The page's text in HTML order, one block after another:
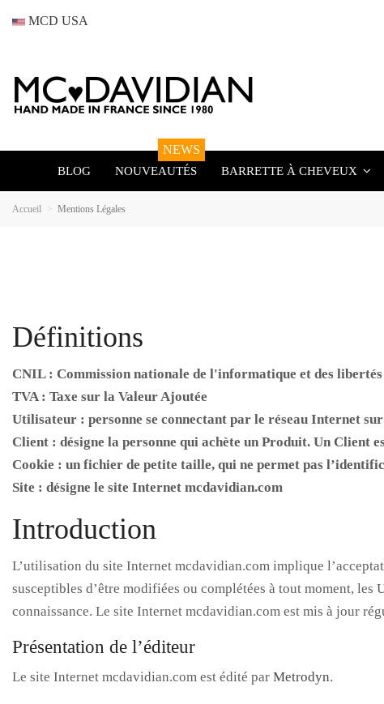
MCD USA
BLOG NOUVEAUTÉS
NEWS
BARRETTE À CHEVEUX
Accueil Mentions Légales
Définitions
CNIL : Commission nationale de l'informatique et des libertés
TVA : Taxe sur la Valeur Ajoutée
Utilisateur : personne se connectant par le réseau Internet
Client : désigne la personne qui achète un Produit. Un Client
Cookie : un fichier de petite taille, qui ne permet pas
Site : désigne le site Internet mcdavidian.com
Introduction
L’utilisation du site Internet mcdavidian.com implique
susceptibles d’être modifiées ou complétées à tout moment,
connaissance. Le site Internet mcdavidian.com est mis à jour
Présentation de l’éditeur
Le site Internet mcdavidian.com est édité par Metrodyn.